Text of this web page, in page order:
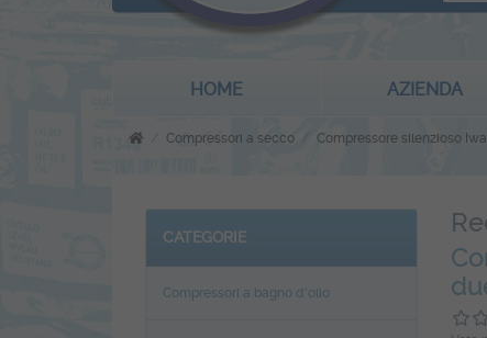
HOME AZIENDA
Compressori a secco Compressore silenzioso
CATEGORIE
Compressori a bagno d'olio